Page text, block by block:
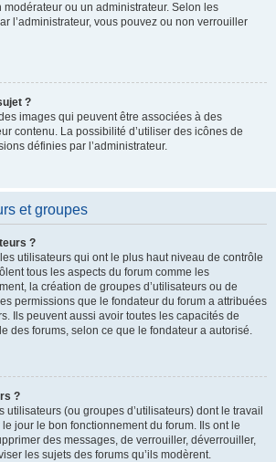
ou un administrateur. Selon les
l’administrateur, vous pouvez ou non verrouiller
?
images qui peuvent être associées à des
contenu. La possibilité d’utiliser des icônes de
définies par l’administrateur.
et groupes
?
utilisateurs qui ont le plus haut niveau de contrôle
tous les aspects du forum comme les
la création de groupes d’utilisateurs ou de
permissions que le fondateur du forum a attribuées
Ils peuvent aussi avoir toutes les capacités de
des forums, selon ce que le fondateur a autorisé.
?
utilisateurs (ou groupes d’utilisateurs) dont le travail
jour le bon fonctionnement du forum. Ils ont le
des messages, de verrouiller, déverrouiller,
les sujets des forums qu’ils modèrent.